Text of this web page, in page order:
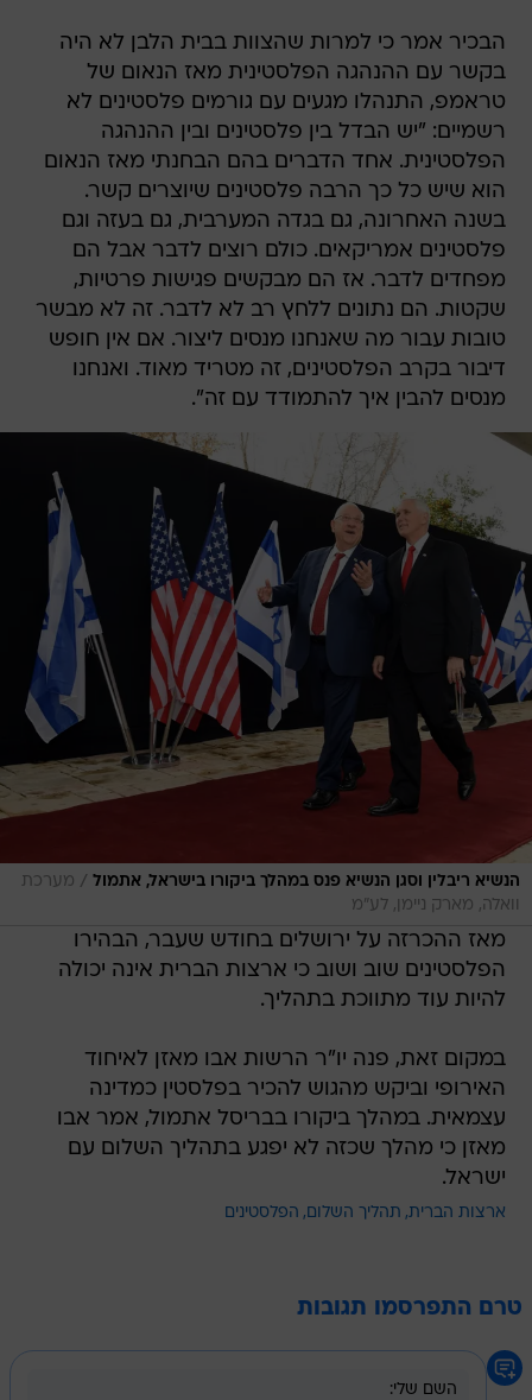
הבכיר אמר כי למרות שהצוות בבית הלבן לא היה
בקשר עם ההנהגה הפלסטינית מאז הנאום של
טראמפ, התנהלו מגעים עם גורמים פלסטינים לא
רשמיים: "יש הבדל בין פלסטינים ובין ההנהגה
הפלסטינית. אחד הדברים בהם הבחנתי מאז הנאום
הוא שיש כל כך הרבה פלסטינים שיוצרים קשר.
בשנה האחרונה, גם בגדה המערבית, גם בעזה וגם
פלסטינים אמריקאים. כולם רוצים לדבר אבל הם
מפחדים לדבר. אז הם מבקשים פגישות פרטיות,
שקטות. הם נתונים ללחץ רב לא לדבר. זה לא מבשר
טובות עבור מה שאנחנו מנסים ליצור. אם אין חופש
דיבור בקרב הפלסטינים, זה מטריד מאוד. ואנחנו
מנסים להבין איך להתמודד עם זה".
הנשיא ריבלין וסגן הנשיא פנס במהלך ביקורו בישראל, אתמול / מערכת
וואלה, מארק ניימן, לע"מ
מאז ההכרזה על ירושלים בחודש שעבר, הבהירו
הפלסטינים שוב ושוב כי ארצות הברית אינה יכולה
להיות עוד מתווכת בתהליך.
במקום זאת, פנה יו"ר הרשות אבו מאזן לאיחוד
האירופי וביקש מהגוש להכיר בפלסטין כמדינה
עצמאית. במהלך ביקורו בבריסל אתמול, אמר אבו
מאזן כי מהלך שכזה לא יפגע בתהליך השלום עם
ישראל.
ארצות הברית תהליך השלום הפלסטינים
טרם התפרסמו תגובות